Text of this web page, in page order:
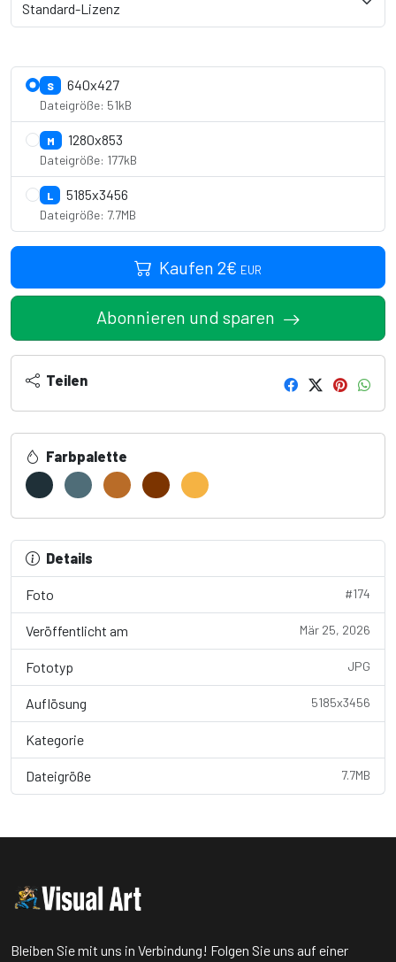
S 640x427
Dateigröße: 51kB
M 1280x853
Dateigröße: 177kB
L 5185x3456
Dateigröße: 7.7MB
Kaufen 2€ EUR
Abonnieren und sparen
Teilen
Farbpalette
Details
Foto #174
Veröffentlicht am Mär 25, 2026
Fototyp JPG
Auflösung 5185x3456
Kategorie
Dateigröße 7.7MB
Bleiben Sie mit uns in Verbindung! Folgen Sie uns auf einer